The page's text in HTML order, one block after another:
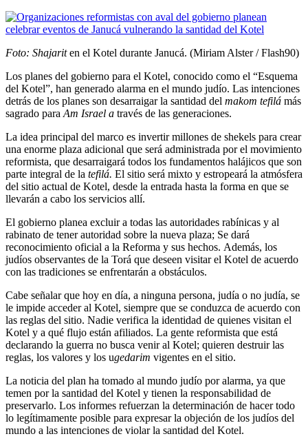
Foto: Shajariten el Kotel durante Janucá. (Miriam Alster / Flash90)
Los planes del gobierno para el Kotel, conocido como el “Esquema
del Kotel”, han generado alarma en el mundo judío. Las intenciones
detrás de los planes son desarraigar la santidad del makom tefilá más
sagrado para Am Israel a través de las generaciones.
La idea principal del marco es invertir millones de shekels para crear
una enorme plaza adicional que será administrada por el movimiento
reformista, que desarraigará todos los fundamentos halájicos que son
parte integral de la tefilá. El sitio será mixto y estropeará la atmósfera
del sitio actual de Kotel, desde la entrada hasta la forma en que se
llevarán a cabo los servicios allí.
El gobierno planea excluir a todas las autoridades rabínicas y al
rabinato de tener autoridad sobre la nueva plaza; Se dará
reconocimiento oficial a la Reforma y sus hechos. Además, los
judíos observantes de la Torá que deseen visitar el Kotel de acuerdo
con las tradiciones se enfrentarán a obstáculos.
Cabe señalar que hoy en día, a ninguna persona, judía o no judía, se
le impide acceder al Kotel, siempre que se conduzca de acuerdo con
las reglas del sitio. Nadie verifica la identidad de quienes visitan el
Kotel y a qué flujo están afiliados. La gente reformista que está
declarando la guerra no busca venir al Kotel; quieren destruir las
reglas, los valores y los ugedarim vigentes en el sitio.
La noticia del plan ha tomado al mundo judío por alarma, ya que
temen por la santidad del Kotel y tienen la responsabilidad de
preservarlo. Los informes refuerzan la determinación de hacer todo
lo legítimamente posible para expresar la objeción de los judíos del
mundo a las intenciones de violar la santidad del Kotel.